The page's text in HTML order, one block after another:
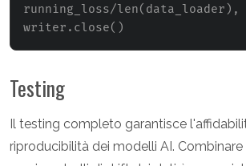
running_loss/len(data_loader),
writer.close()
Testing
Il testing completo garantisce
riproducibilità dei modelli AI.